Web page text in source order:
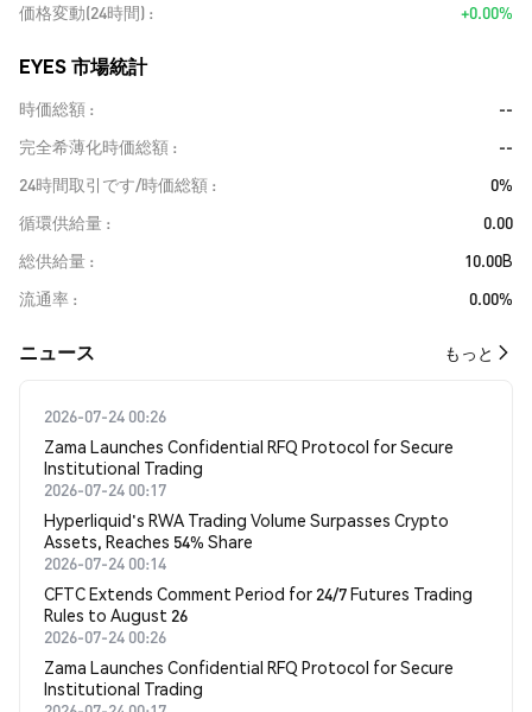
価格変動(24時間)
+0.00%
EYES 市場統計
時価総額
--
完全希薄化時価総額
--
24時間取引です/時価総額
0%
循環供給量
0.00
総供給量
10.00B
流通率
0.00%
​​ニュース​​ もっと
2026-07-24 00:26
Zama Launches Confidential RFQ Protocol for Secure
Institutional Trading
2026-07-24 00:17
Hyperliquid's RWA Trading Volume Surpasses Crypto
Assets, Reaches 54% Share
2026-07-24 00:14
CFTC Extends Comment Period for 24/7 Futures Trading
Rules to August 26
2026-07-24 00:26
Zama Launches Confidential RFQ Protocol for Secure
Institutional Trading